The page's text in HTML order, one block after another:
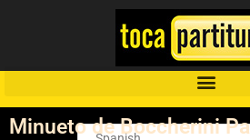
Minueto de Boccherini